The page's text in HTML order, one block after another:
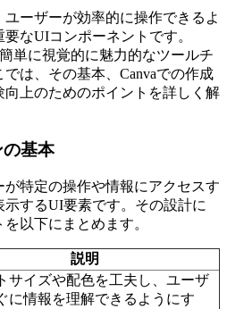
ーザーが効率的に操作できるよ
なUIコンポーネントです。
単に視覚的に魅力的なツールチ
は、その基本、Canvaでの作成
上のためのポイントを詳しく解
基本
特定の操作や情報にアクセスす
するUI要素です。その設計に
以下にまとめます。
説明
サイズや配色を工夫し、ユーザ
に情報を理解できるようにす